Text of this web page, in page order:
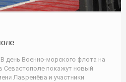
день Военно-морского флота на
Севастополе покажут новый
Лавренёва и участники